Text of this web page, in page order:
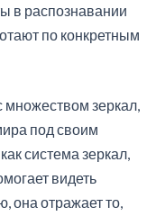
в распознавании
по конкретным
множеством зеркал,
под своим
система зеркал,
видеть
она отражает то,